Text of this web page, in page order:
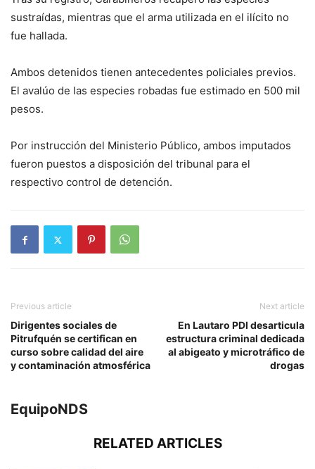
sustraídas, mientras que el arma utilizada en el ilícito no
fue hallada.
Ambos detenidos tienen antecedentes policiales previos.
El avalúo de las especies robadas fue estimado en 500 mil
pesos.
Por instrucción del Ministerio Público, ambos imputados
fueron puestos a disposición del tribunal para el
respectivo control de detención.
Previous article
Dirigentes sociales de
Pitrufquén se certifican en
curso sobre calidad del aire
y contaminación atmosférica
Next article
En Lautaro PDI desarticula
estructura criminal dedicada
al abigeato y microtráfico de
drogas
EquipoNDS
RELATED ARTICLES